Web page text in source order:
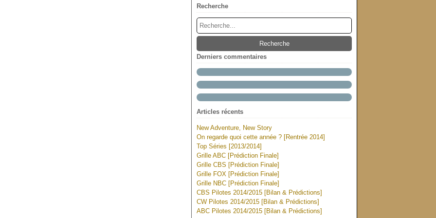
Recherche
Derniers commentaires
Articles récents
New Adventure, New Story
On regarde quoi cette année ? [Rentrée 2014]
Top Séries [2013/2014]
Grille ABC [Prédiction Finale]
Grille CBS [Prédiction Finale]
Grille FOX [Prédiction Finale]
Grille NBC [Prédiction Finale]
CBS Pilotes 2014/2015 [Bilan & Prédictions]
CW Pilotes 2014/2015 [Bilan & Prédictions]
ABC Pilotes 2014/2015 [Bilan & Prédictions]